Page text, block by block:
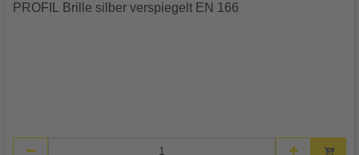
PROFIL Brille silber verspiegelt EN 166